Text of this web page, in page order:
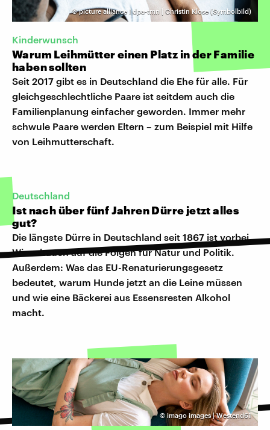
©picture alliance I dpa-tmn | Christin Klose (Symbolbild)
Kinderwunsch
Warum Leihmütter einen Platz in der Familie
haben sollten
Seit 2017 gibt es in Deutschland die Ehe für alle. Für
gleichgeschlechtliche Paare ist seitdem auch die
Familienplanung einfacher geworden. Immer mehr
schwule Paare werden Eltern – zum Beispiel mit Hilfe
von Leihmutterschaft.
Deutschland
Ist nach über fünf Jahren Dürre jetzt alles
gut?
Die längste Dürre in Deutschland seit 1867 ist vorbei.
Wir schauen auf die Folgen für Natur und Politik.
Außerdem: Was das EU-Renaturierungsgesetz
bedeutet, warum Hunde jetzt an die Leine müssen
und wie eine Bäckerei aus Essensresten Alkohol
macht.
©imago images | Westend61